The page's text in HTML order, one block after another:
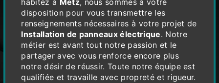
habitez à Metz, nous sommes à votre
disposition pour vous transmettre les
renseignements nécessaires à votre projet de
Installation de panneaux électrique. Notre
métier est avant tout notre passion et le
partager avec vous renforce encore plus
notre désir de réussir. Toute notre équipe est
qualifiée et travaille avec propreté et rigueur.